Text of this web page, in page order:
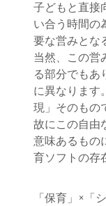
子どもと直接
い合う時間の
要な営みとな
当然、この営
る部分でもあ
に異なります
現」そのもの
故にこの自由
意味あるもの
育ソフトの存
「保育」×「